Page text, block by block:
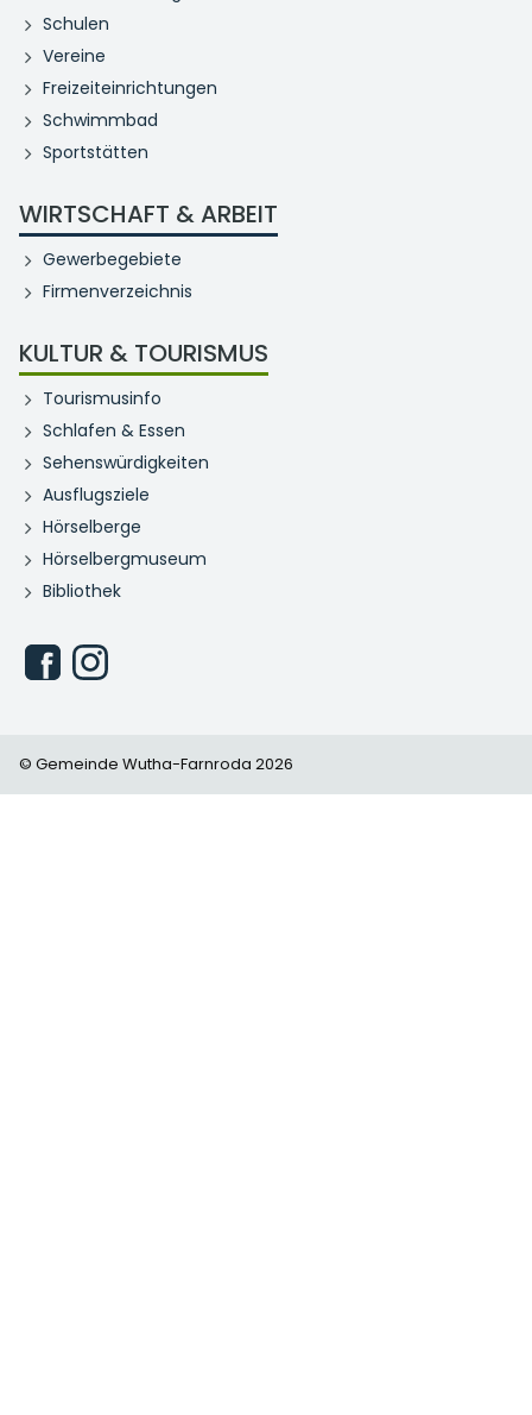
Schulen
Vereine
Freizeiteinrichtungen
Schwimmbad
Sportstätten
WIRTSCHAFT & ARBEIT
Gewerbegebiete
Firmenverzeichnis
KULTUR & TOURISMUS
Tourismusinfo
Schlafen & Essen
Sehenswürdigkeiten
Ausflugsziele
Hörselberge
Hörselbergmuseum
Bibliothek
© Gemeinde Wutha-Farnroda 2026